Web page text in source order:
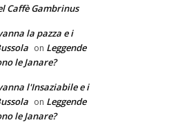
Caffè Gambrinus
la pazza e i
on Leggende
le Janare?
l'Insaziabile e i
on Leggende
le Janare?